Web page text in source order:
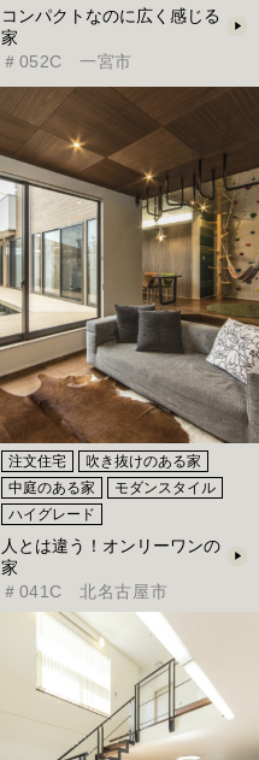
コンパクトなのに広く感じる
家
＃052C 一宮市
注文住宅
吹き抜けのある家
中庭のある家
モダンスタイル
ハイグレード
人とは違う！オンリーワンの
家
＃041C 北名古屋市